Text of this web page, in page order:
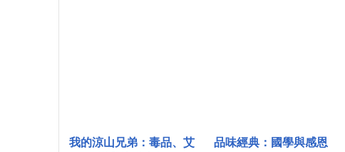
我的涼山兄弟：毒品、艾
品味經典：國學與感恩